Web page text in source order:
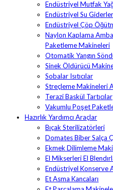
Endüstriyel Mutfak Yağ
Endüstriyel Su
Endüstriyel Çöp
Naylon Kaplama
Paketleme Makineleri
Otomatik Yangın
Sinek Öldürücü
Sobalar Isıtıcılar
Streçleme Makineleri
Terazi Baskül Tartıcılar
Vakumlu Poşet
Hazırlık Yardımcı Araçlar
Bıçak Sterilizatörleri
Domates Biber Salça
Ekmek Dilimleme
El Mikserleri El
Endüstriyel Konserve
Et Asma Kancaları